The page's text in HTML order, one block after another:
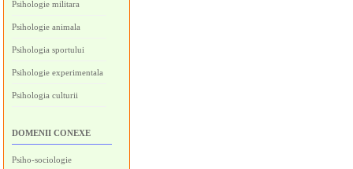
Psihologie militara
Psihologie animala
Psihologia sportului
Psihologie experimentala
Psihologia culturii
DOMENII CONEXE
Psiho-sociologie